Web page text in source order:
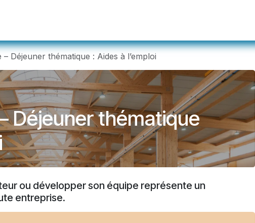
Déjeuner thématique : Aides à l’emploi
Déjeuner thématique
ou développer son équipe représente un
entreprise.